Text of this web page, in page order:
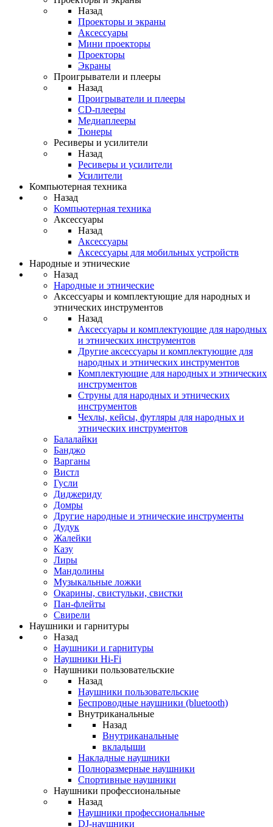
Назад
Проекторы и экраны
Аксессуары
Мини проекторы
Проекторы
Экраны
Проигрыватели и плееры
Назад
Проигрыватели и плееры
CD-плееры
Медиаплееры
Тюнеры
Ресиверы и усилители
Назад
Ресиверы и усилители
Усилители
Компьютерная техника
Назад
Компьютерная техника
Аксессуары
Назад
Аксессуары
Аксессуары для мобильных устройств
Народные и этнические
Назад
Народные и этнические
Аксессуары и комплектующие для народных и
этнических инструментов
Назад
Аксессуары и комплектующие для народных
и этнических инструментов
Другие аксессуары и комплектующие для
народных и этнических инструментов
Комплектующие для народных и этнических
инструментов
Струны для народных и этнических
инструментов
Чехлы, кейсы, футляры для народных и
этнических инструментов
Балалайки
Банджо
Варганы
Вистл
Гусли
Диджериду
Домры
Другие народные и этнические инструменты
Дудук
Жалейки
Казу
Лиры
Мандолины
Музыкальные ложки
Окарины, свистульки, свистки
Пан-флейты
Свирели
Наушники и гарнитуры
Назад
Наушники и гарнитуры
Наушники Hi-Fi
Наушники пользовательские
Назад
Наушники пользовательские
Беспроводные наушники (bluetooth)
Внутриканальные
Назад
Внутриканальные
вкладыши
Накладные наушники
Полноразмерные наушники
Спортивные наушники
Наушники профессиональные
Назад
Наушники профессиональные
DJ-наушники